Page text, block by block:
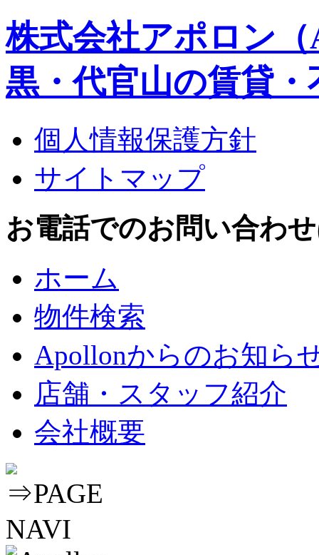
株式会社アポロン
黒・代官山の賃貸・
個人情報保護方針
サイトマップ
お電話でのお問い合わ
ホーム
物件検索
Apollonからのお知ら
店舗・スタッフ紹介
会社概要